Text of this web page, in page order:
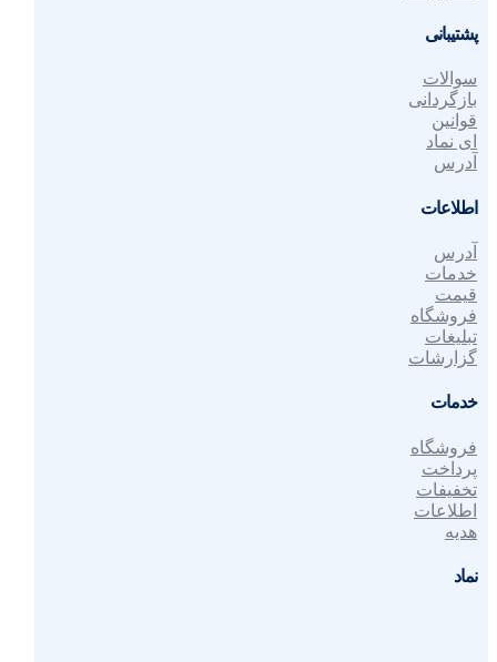
پشتیبانی
سوالات
بازگردانی
قوانین
ای نماد
آدرس
اطلاعات
آدرس
خدمات
قیمت
فروشگاه
تبلیغات
گزارشات
خدمات
فروشگاه
پرداخت
تخفیفات
اطلاعات
هدیه
نماد